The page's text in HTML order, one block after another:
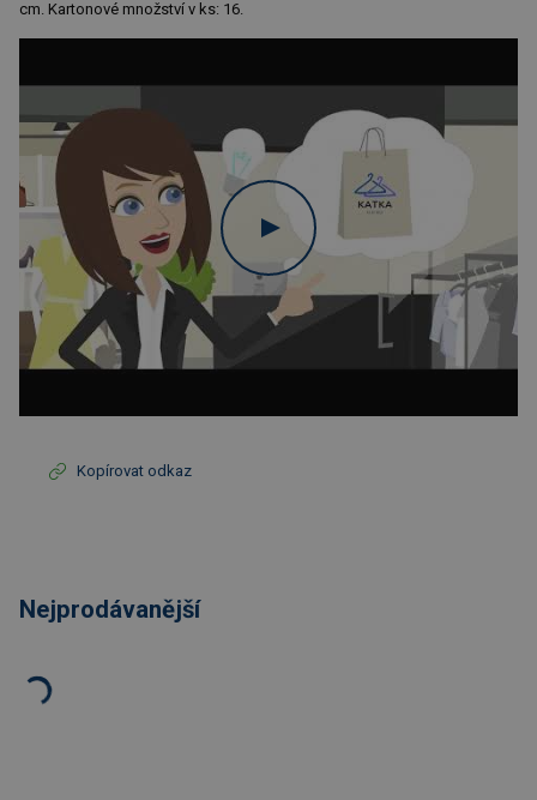
cm. Kartonové množství v ks: 16.
Kopírovat odkaz
Nejprodávanější